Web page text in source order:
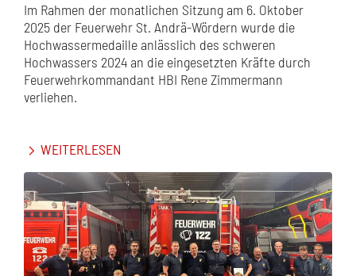
Im Rahmen der monatlichen Sitzung am 6. Oktober
2025 der Feuerwehr St. Andrä-Wördern wurde die
Hochwassermedaille anlässlich des schweren
Hochwassers 2024 an die eingesetzten Kräfte durch
Feuerwehrkommandant HBI Rene Zimmermann
verliehen.
WEITERLESEN